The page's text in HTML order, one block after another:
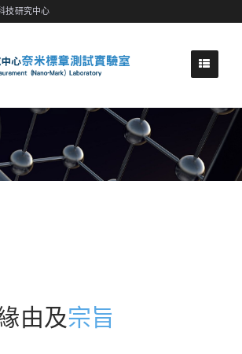
技研究中心
由及宗旨